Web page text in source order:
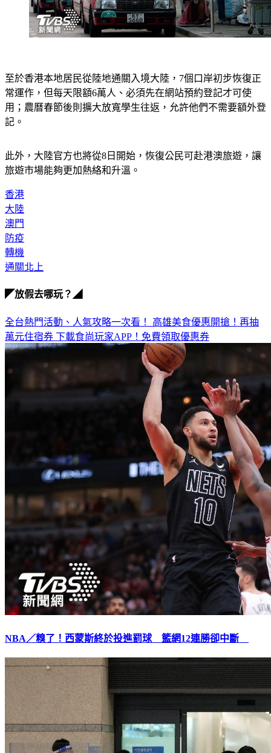
至於香港本地居民從陸地通關入境大陸，7個口岸初步恢復正
常運作，但每天限額6萬人、必須先在網站預約登記才可使
用；農曆春節後則擴大放寬學生往返，允許他們不需要額外登
記。
此外，大陸官方也將從8日開始，恢復公民可赴港澳旅遊，讓
旅遊市場能夠更加熱絡和升溫。
香港
大陸
澳門
防疫
轉機
通關北上
◤放假去哪玩？◢
全台熱門活動、人氣攻略一次看！ 高雄美食優惠開搶！再抽
萬元住宿券 下載食尚玩家APP！免費領取優惠券
NBA／糗了！西蒙斯終於投進罰球 籃網12連勝卻中斷